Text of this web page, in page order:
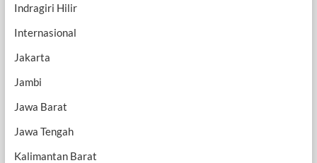
Indragiri Hilir
Internasional
Jakarta
Jambi
Jawa Barat
Jawa Tengah
Kalimantan Barat